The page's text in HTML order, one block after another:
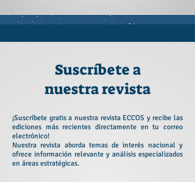
Suscríbete a
nuestra revista
¡Suscríbete gratis a nuestra revista ECCOS y recibe las
ediciones más recientes directamente en tu correo
electrónico!
Nuestra revista aborda temas de interés nacional y
ofrece información relevante y análisis especializados
en áreas estratégicas.